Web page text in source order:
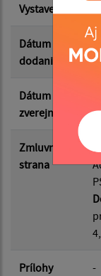
Suma do:
Vystavená
Dátum
dodania
Dátum
zverejnenia
Zmluvná
strana
Prílohy -